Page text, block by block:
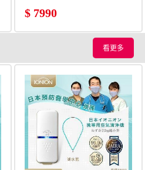
$ 7990
看更多